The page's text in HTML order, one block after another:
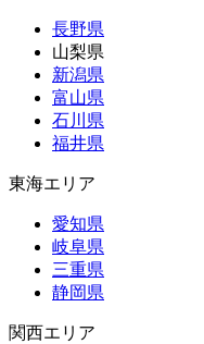
長野県
山梨県
新潟県
富山県
石川県
福井県
東海エリア
愛知県
岐阜県
三重県
静岡県
関西エリア